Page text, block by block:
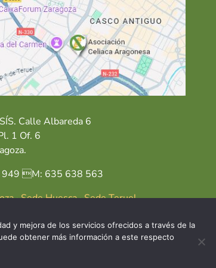
Calle Albareda 6
1 Of. 6
949 M: 635 638 563
·Sede Huesca·Sede Teruel
y mejora de los servicios ofrecidos a través de la
obtener más información a este respecto